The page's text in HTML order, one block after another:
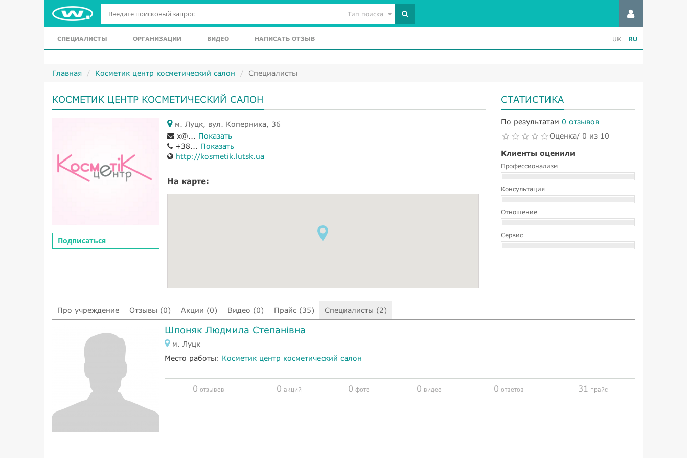
Тип поиска
СПЕЦИАЛИСТЫ ОРГАНИЗАЦИИ ВИДЕО НАПИСАТЬ ОТЗЫВ UK RU
Главная Косметик центр косметический салон Специалисты
КОСМЕТИК ЦЕНТР КОСМЕТИЧЕСКИЙ САЛОН
Подписаться
м. Луцк, вул. Коперника, 36
x@... Показать
+38... Показать
http://kosmetik.lutsk.ua
На карте:
СТАТИСТИКА
По результатам 0 отзывов
Оценка/ 0 из 10
Клиенты оценили
Профессионализм
Консультация
Отношение
Сервис
Про учреждение Отзывы (0) Акции (0) Видео (0) Прайс (35) Специалисты (2)
Шпоняк Людмила Степанівна
м. Луцк
Место работы: Косметик центр косметический салон
0 отзывов 0 акций 0 фото 0 видео 0 ответов 31 прайс